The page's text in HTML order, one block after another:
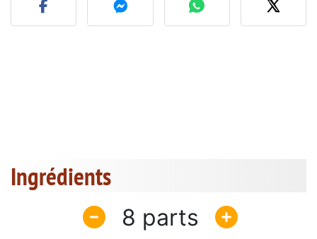
Ingrédients
8